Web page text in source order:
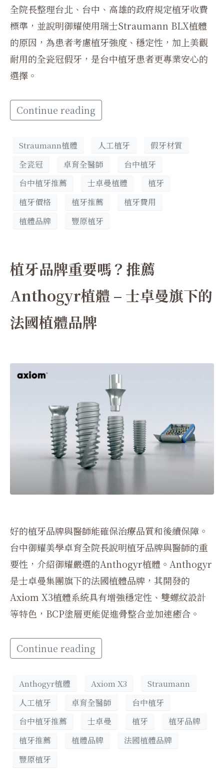
全院長整理台北、台中、高雄的政府規定植牙收費
標準，並說明御耀使用瑞士Straumann BLX植體
的原因，為患者考慮植牙強度、穩定性，加上美觀
耐用的全瓷冠假牙，是台中植牙患者更專業安心的
選擇。
Continue reading
Straumann植體 人工植牙
假牙材質
全瓷冠
卓育全醫師
台中植牙
台中植牙推薦
士卓曼植體
植牙
植牙價格
植牙推薦
植牙費用
植體品牌
豐原植牙
植牙品牌重要嗎？推薦
Anthogyr植體 – 士卓曼旗下的
法國植體品牌
好的植牙品牌與醫師能確保治療品質和後續保障。
台中御耀美學卓育全院長說明植牙品牌與醫師的重
要性，介紹御耀嚴選的Anthogyr植體。Anthogyr
是士卓曼集團旗下的法國植體品牌，其開發的
Axiom X3植體系統具有增強穩定性、雙螺紋設計
等特色，BCP塗層更能促進骨整合並加速癒合。
Continue reading
Anthogyr植體 Axiom X3
Straumann
人工植牙
卓育全醫師
台中植牙
台中植牙推薦
士卓曼 植牙
植牙品牌
植牙推薦
植體品牌
法國植體品牌
豐原植牙